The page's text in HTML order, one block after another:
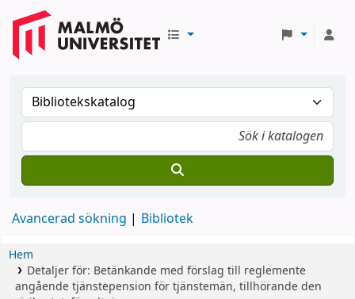
Avancerad sökning Bibliotek
Hem
Detaljer för: Betänkande med förslag till reglemente
angående tjänstepension för tjänstemän, tillhörande den